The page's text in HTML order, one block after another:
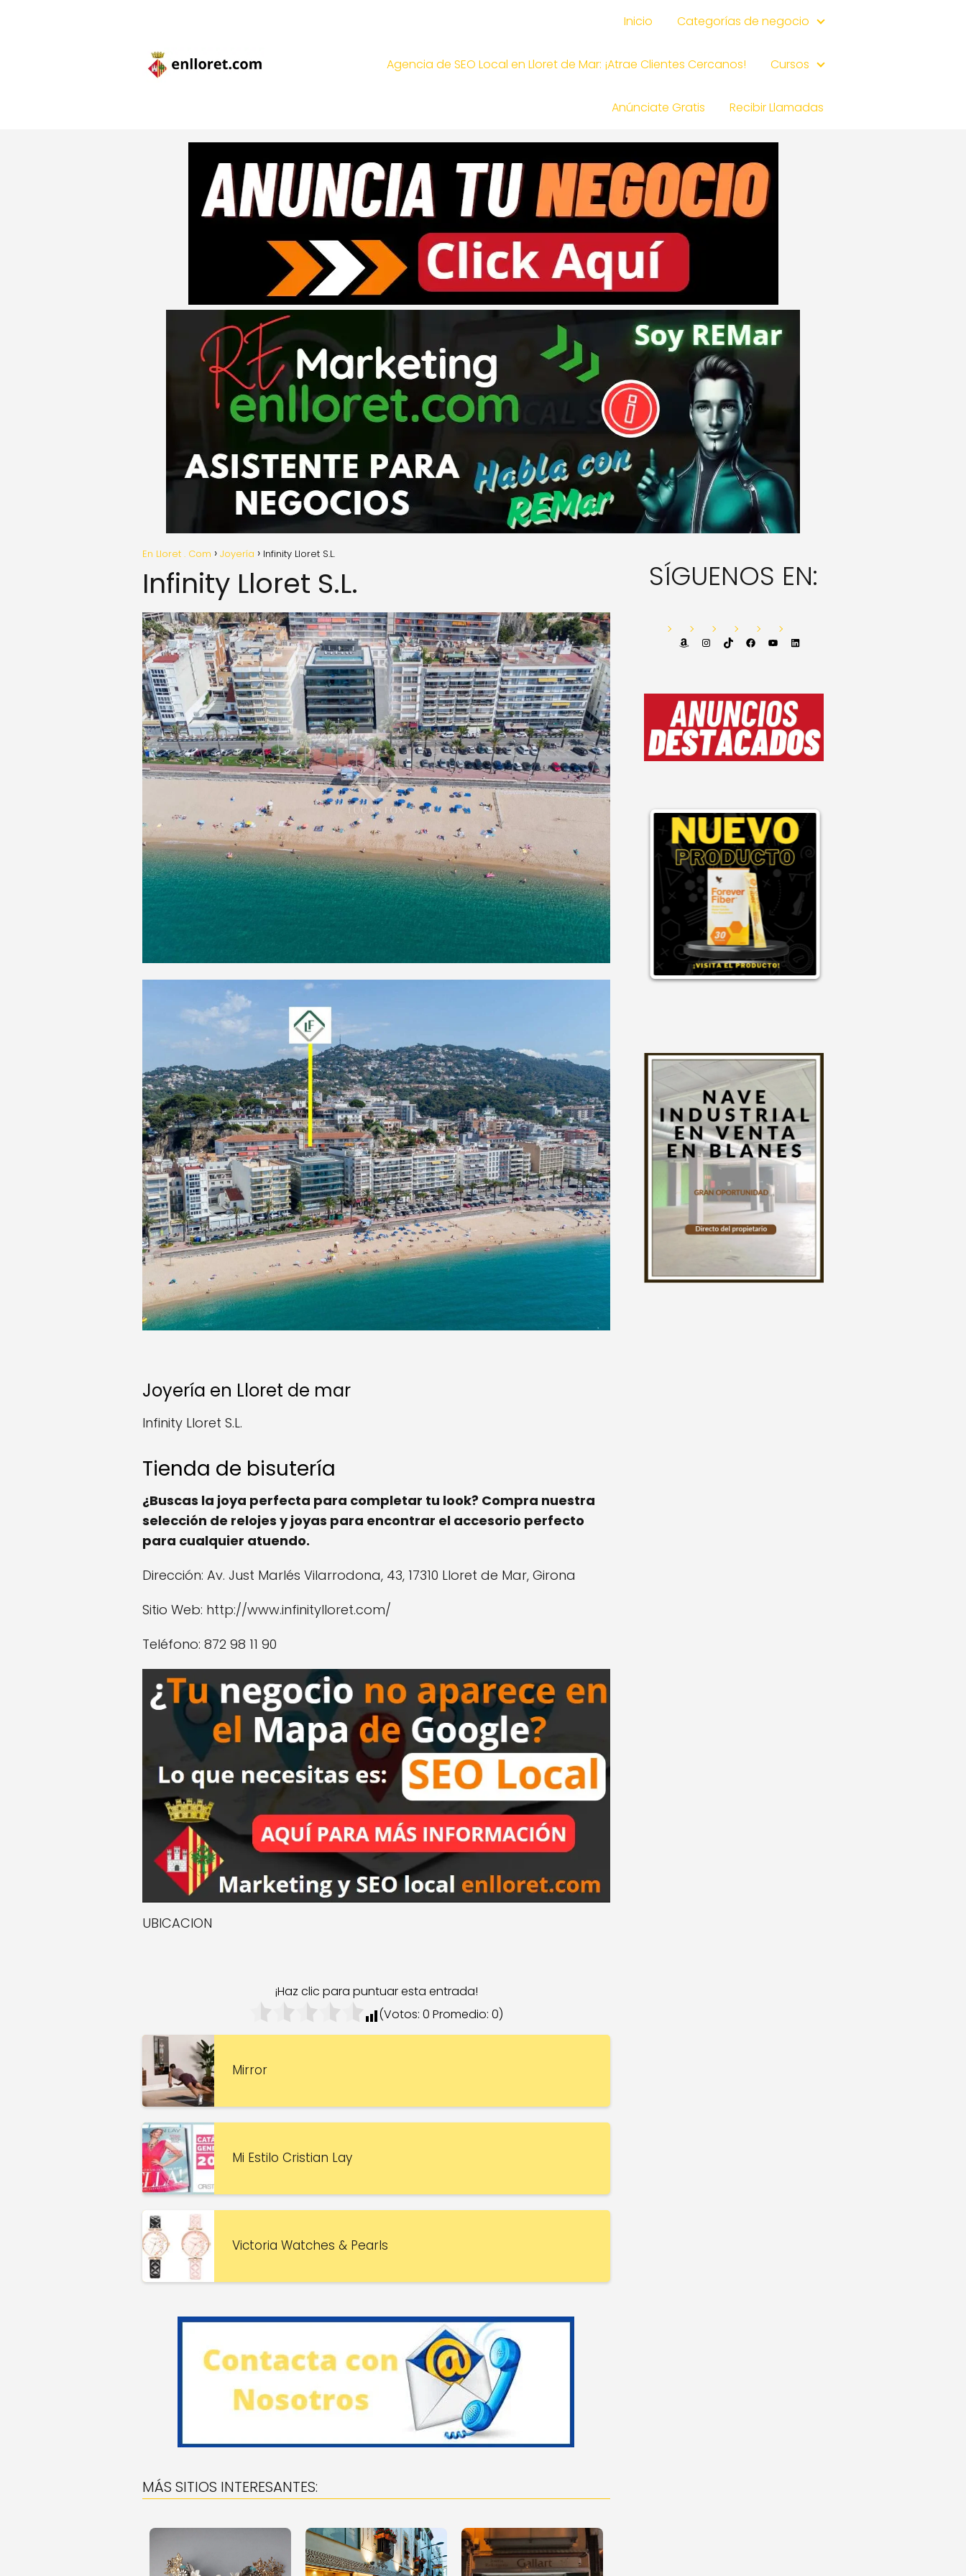
Inicio Categorías de negocio
Agencia de SEO Local en Lloret de Mar: ¡Atrae Clientes Cercanos! Cursos
Anúnciate Gratis Recibir Llamadas
En Lloret . Com Joyería Infinity Lloret S.L.
Infinity Lloret S.L.
Joyería en Lloret de mar
Infinity Lloret S.L.
Tienda de bisutería
¿Buscas la joya perfecta para completar tu look? Compra nuestra
selección de relojes y joyas para encontrar el accesorio perfecto
para cualquier atuendo.
Dirección: Av. Just Marlés Vilarrodona, 43, 17310 Lloret de Mar, Girona
Sitio Web: http://www.infinitylloret.com/
Teléfono: 872 98 11 90
UBICACION
¡Haz clic para puntuar esta entrada!
(Votos: 0 Promedio: 0)
Mirror
Mi Estilo Cristian Lay
Victoria Watches & Pearls
MÁS SITIOS INTERESANTES:
SÍGUENOS EN:
AmazonInstagram
TikTokFacebook
YouTubeLinkedIn